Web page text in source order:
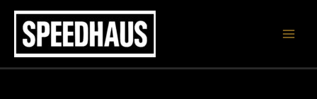
Siirry
sisältöön